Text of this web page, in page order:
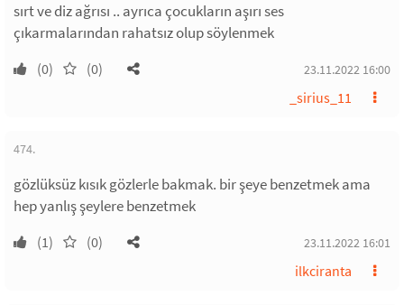
sırt ve diz ağrısı .. ayrıca çocukların aşırı ses
çıkarmalarından rahatsız olup söylenmek
(0) (0) 23.11.2022 16:00
_sirius_11
474.
gözlüksüz kısık gözlerle bakmak. bir şeye benzetmek ama
hep yanlış şeylere benzetmek
(1) (0) 23.11.2022 16:01
ilkciranta